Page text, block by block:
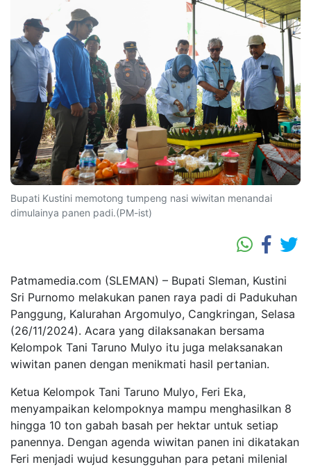
Bupati Kustini memotong tumpeng nasi wiwitan menandai
dimulainya panen padi.(PM-ist)
Patmamedia.com (SLEMAN) – Bupati Sleman, Kustini
Sri Purnomo melakukan panen raya padi di Padukuhan
Panggung, Kalurahan Argomulyo, Cangkringan, Selasa
(26/11/2024). Acara yang dilaksanakan bersama
Kelompok Tani Taruno Mulyo itu juga melaksanakan
wiwitan panen dengan menikmati hasil pertanian.
Ketua Kelompok Tani Taruno Mulyo, Feri Eka,
menyampaikan kelompoknya mampu menghasilkan 8
hingga 10 ton gabah basah per hektar untuk setiap
panennya. Dengan agenda wiwitan panen ini dikatakan
Feri menjadi wujud kesungguhan para petani milenial